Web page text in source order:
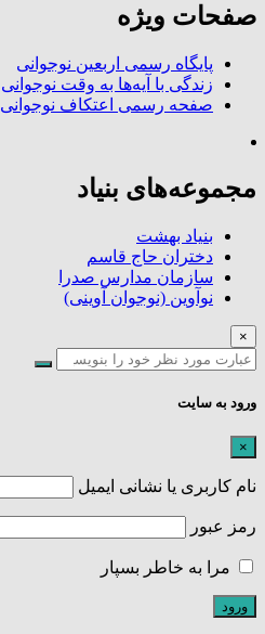
صفحات ویژه
پایگاه رسمی اربعین نوجوانی
زندگی با آیه‌ها به وقت نوجوانی
صفحه رسمی اعتکاف نوجوانی
مجموعه‌های بنیاد
بنیاد بهشت
دختران حاج قاسم
سازمان مدارس صدرا
نوآوین (نوجوان آوینی)
×
ورود به سایت
×
نام کاربری یا نشانی ایمیل
رمز عبور
مرا به خاطر بسپار